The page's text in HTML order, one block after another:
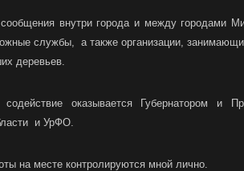
сообщения внутри города и между городами
службы, а также организации,
деревьев.
оказывается Губернатором и
и УрФО.
на месте контролируются мной лично.